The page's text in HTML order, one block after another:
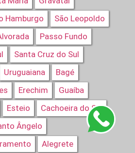
Hamburgo
São Leopoldo
Passo Fundo
Santa Cruz do Sul
Uruguaiana
Bagé
Erechim
Guaíba
Esteio
Cachoeira do Sul
Ângelo
Alegrete